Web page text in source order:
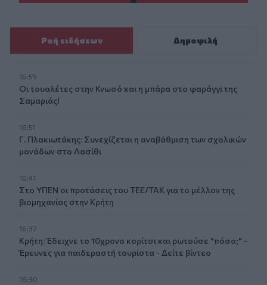
Ροή ειδήσεων Δημοφιλή
16:55
Οι τουαλέτες στην Κνωσό και η μπάρα στο φαράγγι της
Σαμαριάς!
16:51
Γ. Πλακιωτάκης: Συνεχίζεται η αναβάθμιση των σχολικών
μονάδων στο Λασίθι
16:41
Στο ΥΠΕΝ οι προτάσεις του ΤΕΕ/ΤΑΚ για το μέλλον της
βιομηχανίας στην Κρήτη
16:37
Κρήτη: Έδειχνε το 10χρονο κορίτσι και ρωτούσε "πόσο;" -
Έρευνες για παιδεραστή τουρίστα - Δείτε βίντεο
16:30